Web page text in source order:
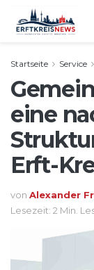
Startseite Service
eine
Erft-
von Alexander
Lesezeit: 2 Min.